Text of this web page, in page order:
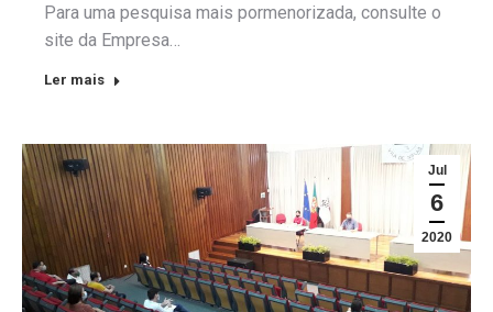
Para uma pesquisa mais pormenorizada, consulte o
site da Empresa…
Ler mais
Jul
6
2020